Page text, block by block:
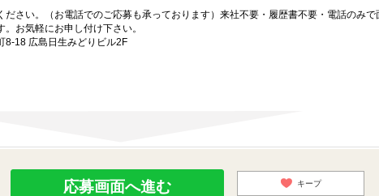
ださい。（お電話でのご応募も承っております）来社不要・履歴書不要・電話のみで
お気軽にお申し付け下さい。
8-18 広島日生みどりビル2F
応募画面へ進む キープ